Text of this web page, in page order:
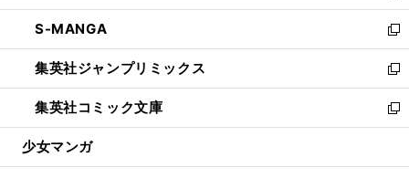
開
く
ウ
で
開
く
ン
ド
ウ
で
開
く
ウ
ィ
ン
ド
ウ
で
開
し
い
ウ
ィ
ン
ド
ウ
開
S-MANGA
新
し
い
ウ
ィ
ン
ウ
集英社ジャンプリミックス
新
し
い
ウ
ン
集英社コミック文庫
新
し
ウ
少女マンガ